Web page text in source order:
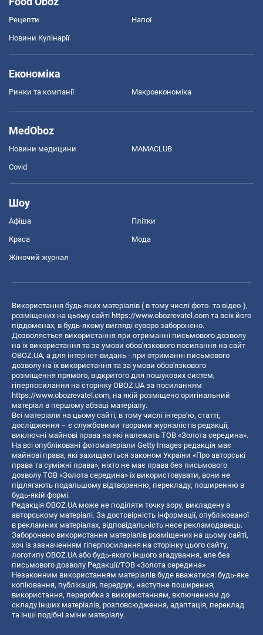
Рецепти Напої
Новини Кулінарії
Економіка
Ринки та компанії Макроекономіка
MedOboz
Новини медицини MAMACLUB
Covid
Шоу
Афіша Плітки
Краса Мода
Жіночий журнал
Використання будь-яких матеріалів ( в тому числі фото- та відео-),
розміщених на цьому сайті https://www.obozrevatel.com та всіх його
піддоменах, в будь-якому вигляді суворо заборонено.
Дозволяється використання при отриманні письмового дозволу
на їх використання та за умови обов'язкового посилання на сайт
OBOZ.UA, а для інтернет-видань - при отриманні письмового
дозволу на їх використання та за умови обов'язкового
розміщення прямого, відкритого для пошукових систем,
гіперпосилання на сторінку OBOZ.UA за посиланням
https://www.obozrevatel.com, на якій розміщено оригінальний
матеріал в першому абзаці матеріалу.
Всі матеріали на цьому сайті, в тому числі інтерв’ю, статті,
дослідження – є службовими творами журналістів редакції,
виключні майнові права на які належать ТОВ «Золота середина».
На всі опубліковані фотоматеріали Getty Images редакція має
майнові права, які захищаються законом України «Про авторські
права та суміжні права», ніхто не має права без письмового
дозволу ТОВ «Золота середина» їх використовувати, вони не
підлягають подальшому відтворенню, перекладу, поширенню в
будь-якій формі.
Редакція OBOZ.UA може не поділяти точку зору, викладену в
авторському матеріалі. За достовірність інформації, опублікованої
в рекламних матеріалах, відповідальність несе рекламодавець.
Заборонено використання матеріалів розміщених на цьому сайті,
хоч із зазначенням гіперпосилання на сторінку цього сайту,
логотипу OBOZ.UA або будь-якого іншого згадування, але без
письмового дозволу Редакції/ТОВ «Золота середина»
Незаконним використанням матеріалів буде вважатися: будь-яке
копiювання, публiкацiя, передрук, наступне поширення,
використання, переробка з використанням, включенням до
складу інших матеріалів, розповсюдження, адаптація, переклад
та інші подібні зміни матеріалу.